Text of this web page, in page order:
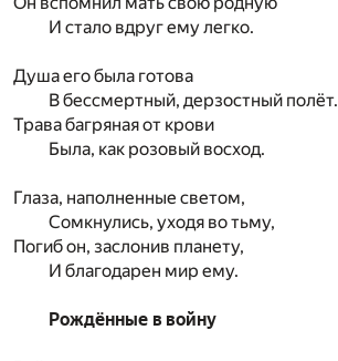
И стало вдруг ему легко.
Душа его была готова
В бессмертный, дерзостный полёт.
Трава багряная от крови
Была, как розовый восход.
Глаза, наполненные светом,
Сомкнулись, уходя во тьму,
Погиб он, заслонив планету,
И благодарен мир ему.
Рождённые в войну